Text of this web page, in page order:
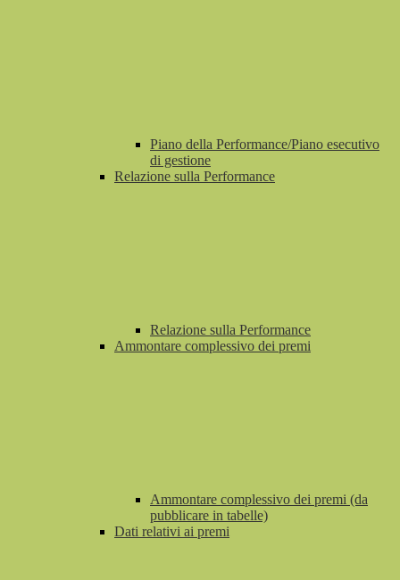
Piano della Performance/Piano esecutivo
di gestione
Relazione sulla Performance
Relazione sulla Performance
Ammontare complessivo dei premi
Ammontare complessivo dei premi (da
pubblicare in tabelle)
Dati relativi ai premi